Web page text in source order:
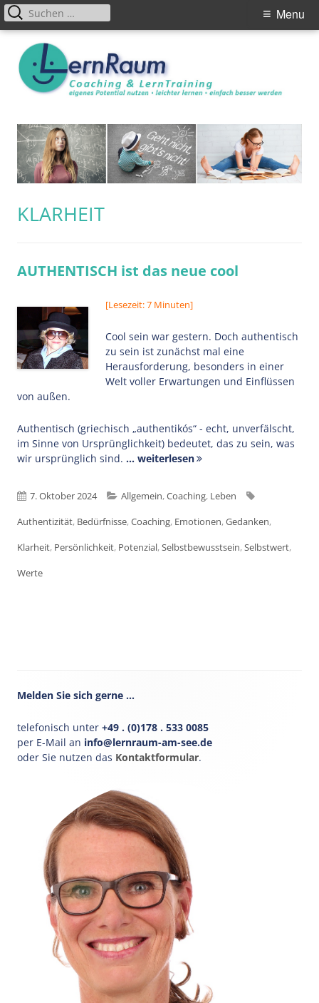
content
Primary
Menu
Menu
Suchen
nach:
SCHLAGWORT:
KLARHEIT
AUTHENTISCH ist das neue cool
[Lesezeit: 7 Minuten]
Cool sein war gestern. Doch authentisch
zu sein ist zunächst mal eine
Herausforderung, besonders in einer
Welt voller Erwartungen und Einflüssen
von außen.
Authentisch (griechisch „authentikós“ - echt, unverfälscht,
im Sinne von Ursprünglichkeit) bedeutet, das zu sein, was
wir ursprünglich sind. ... weiterlesen
Veröffentlicht
am
7. Oktober 2024 Kategorien
Allgemein,Coaching, Leben
Authentizität, Bedürfnisse,Coaching, Emotionen,Gedanken,
Klarheit, Persönlichkeit, Potenzial,Selbstbewusstsein,Selbstwert,
Werte
Haupt-
Seitenleiste
Melden Sie sich gerne …
telefonisch unter +49 . (0)178 . 533 0085
per E-Mail an info@lernraum-am-see.de
oder Sie nutzen das Kontaktformular.